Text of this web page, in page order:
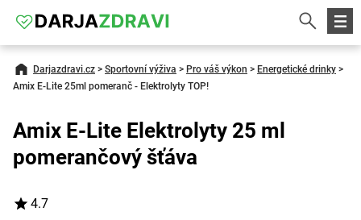
Darjazdravi.cz > Sportovní výživa > Pro váš výkon > Energetické drinky >
Amix E-Lite 25ml pomeranč - Elektrolyty TOP!
Amix E-Lite Elektrolyty 25 ml
pomerančový šťáva
4.7